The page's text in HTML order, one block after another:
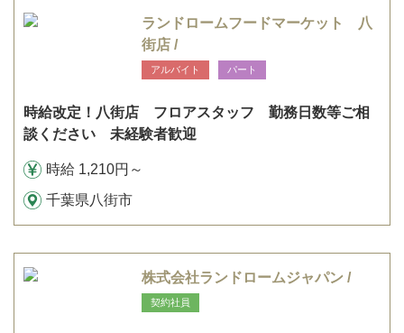
ランドロームフードマーケット 八
街店 /
アルバイト パート
時給改定！八街店 フロアスタッフ 勤務日数等ご相
談ください 未経験者歓迎
時給 1,210円～
千葉県八街市
株式会社ランドロームジャパン /
契約社員